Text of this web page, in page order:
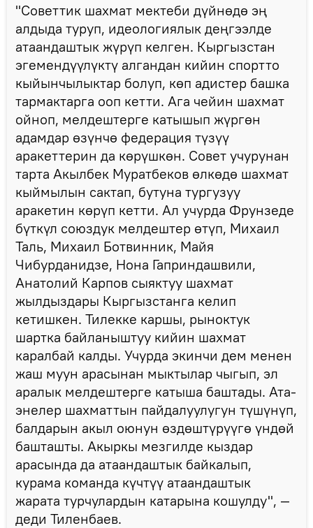
"Советтик шахмат мектеби дүйнөдө эң
алдыда туруп, идеологиялык деңгээлде
атаандаштык жүрүп келген. Кыргызстан
эгемендүүлүктү алгандан кийин спортто
кыйынчылыктар болуп, көп адистер башка
тармактарга ооп кетти. Ага чейин шахмат
ойноп, мелдештерге катышып жүргөн
адамдар өзүнчө федерация түзүү
аракеттерин да көрүшкөн. Совет учурунан
тарта Акылбек Муратбеков өлкөдө шахмат
кыймылын сактап, бутуна тургузуу
аракетин көрүп кетти. Ал учурда Фрунзеде
бүткүл союздук мелдештер өтүп, Михаил
Таль, Михаил Ботвинник, Майя
Чибурданидзе, Нона Гаприндашвили,
Анатолий Карпов сыяктуу шахмат
жылдыздары Кыргызстанга келип
кетишкен. Тилекке каршы, рыноктук
шартка байланыштуу кийин шахмат
каралбай калды. Учурда экинчи дем менен
жаш муун арасынан мыктылар чыгып, эл
аралык мелдештерге катыша баштады. Ата-
энелер шахматтын пайдалуулугун түшүнүп,
балдарын акыл оюнун өздөштүрүүгө үндөй
башташты. Акыркы мезгилде кыздар
арасында да атаандаштык байкалып,
курама команда күчтүү атаандаштык
жарата турчулардын катарына кошулду", —
деди Тиленбаев.